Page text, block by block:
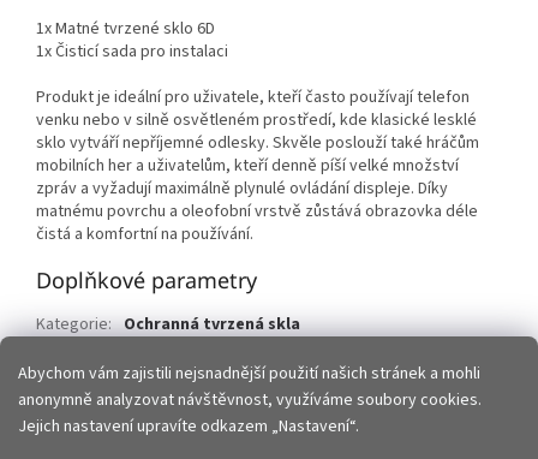
Abychom vám zajistili nejsnadnější použití našich stránek a mohli
anonymně analyzovat návštěvnost, využíváme soubory cookies.
Jejich nastavení upravíte odkazem „Nastavení“.
1x Matné tvrzené sklo 6D
1x Čisticí sada pro instalaci
Produkt je ideální pro uživatele, kteří často používají telefon
venku nebo v silně osvětleném prostředí, kde klasické lesklé
sklo vytváří nepříjemné odlesky. Skvěle poslouží také hráčům
mobilních her a uživatelům, kteří denně píší velké množství
zpráv a vyžadují maximálně plynulé ovládání displeje. Díky
matnému povrchu a oleofobní vrstvě zůstává obrazovka déle
čistá a komfortní na používání.
Doplňkové parametry
Kategorie: Ochranná tvrzená skla